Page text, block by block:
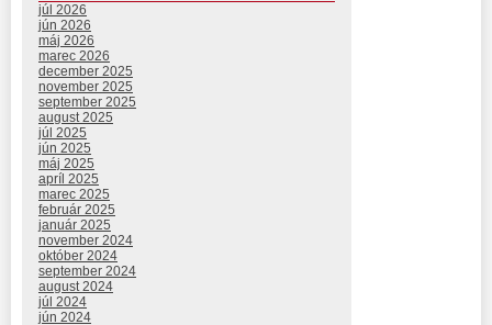
júl 2026
jún 2026
máj 2026
marec 2026
december 2025
november 2025
september 2025
august 2025
júl 2025
jún 2025
máj 2025
apríl 2025
marec 2025
február 2025
január 2025
november 2024
október 2024
september 2024
august 2024
júl 2024
jún 2024